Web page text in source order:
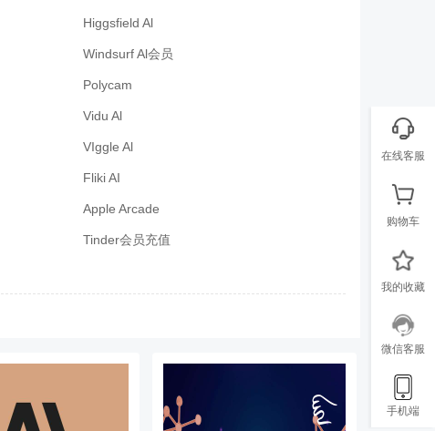
Higgsfield Al
Windsurf Al会员
Polycam
Vidu Al
VIggle Al
Fliki AI
Apple Arcade
Tinder会员充值
在线客服
购物车
我的收藏
微信客服
手机端